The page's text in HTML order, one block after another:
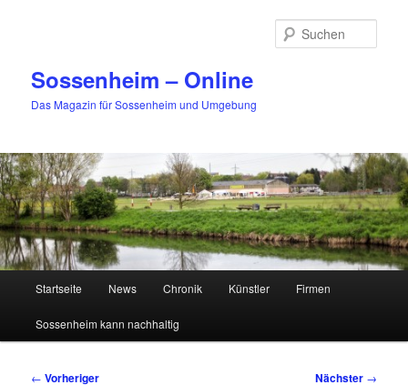
Sossenheim – Online
Das Magazin für Sossenheim und Umgebung
Startseite News Chronik Künstler Firmen
Sossenheim kann nachhaltig
Beitragsnavigation
← Vorheriger Nächster →